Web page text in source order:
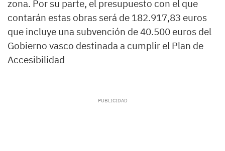
zona. Por su parte, el presupuesto con el que
contarán estas obras será de 182.917,83 euros
que incluye una subvención de 40.500 euros del
Gobierno vasco destinada a cumplir el Plan de
Accesibilidad